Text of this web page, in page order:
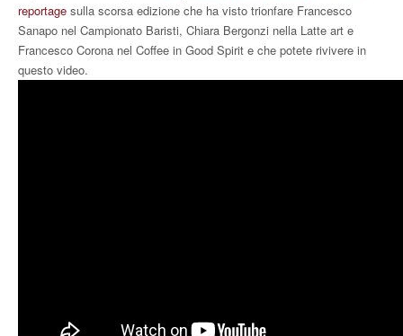
reportage sulla scorsa edizione che ha visto trionfare Francesco
Sanapo nel Campionato Baristi, Chiara Bergonzi nella Latte art e
Francesco Corona nel Coffee in Good Spirit e che potete rivivere in
questo video.